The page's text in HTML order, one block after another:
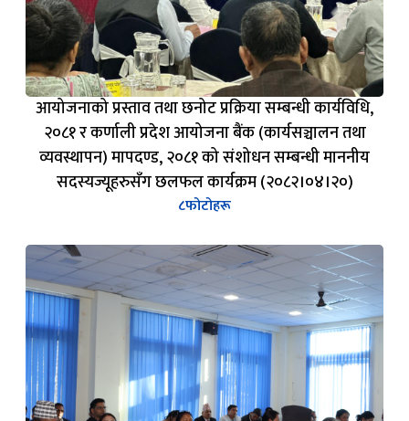
आयोजनाको प्रस्ताव तथा छनोट प्रक्रिया सम्बन्धी कार्यविधि,
२०८१ र कर्णाली प्रदेश आयोजना बैंक (कार्यसञ्चालन तथा
व्यवस्थापन) मापदण्ड, २०८१ को संशोधन सम्बन्धी माननीय
सदस्यज्यूहरुसँग छलफल कार्यक्रम (२०८२।०४।२०)
८फोटोहरू